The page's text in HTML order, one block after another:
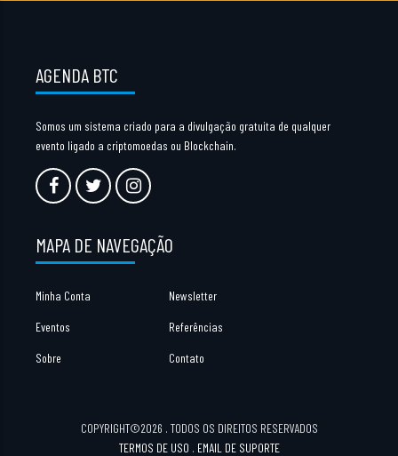
AGENDA BTC
Somos um sistema criado para a divulgação gratuita de qualquer
evento ligado a criptomoedas ou Blockchain.
MAPA DE NAVEGAÇÃO
Minha Conta Newsletter
Eventos Referências
Sobre Contato
COPYRIGHT©2026 . TODOS OS DIREITOS RESERVADOS
TERMOS DE USO . EMAIL DE SUPORTE